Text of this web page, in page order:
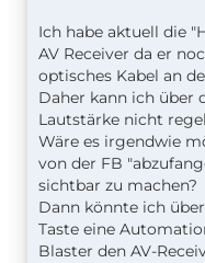
Ich habe aktuell die
AV Receiver da er
optisches Kabel an
Daher kann ich über
Lautstärke nicht
Wäre es irgendwie
von der FB
sichtbar zu machen?
Dann könnte ich
Taste eine
Blaster den AV-